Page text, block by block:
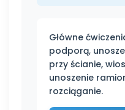
Główne
podporą,
przy ścianie,
unoszenie
rozciąganie.